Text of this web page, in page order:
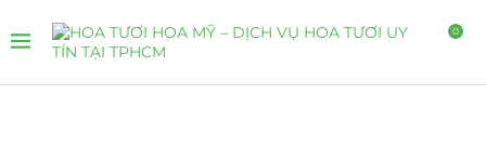
0